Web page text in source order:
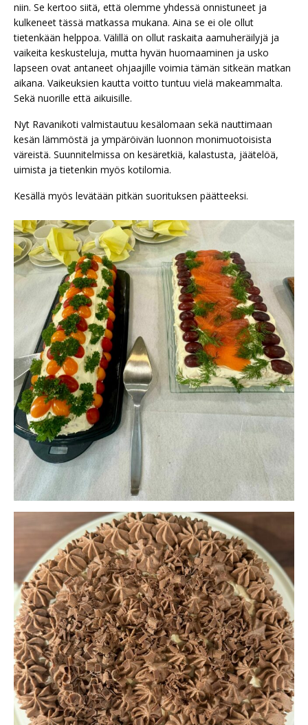
niin. Se kertoo siitä, että olemme yhdessä onnistuneet ja
kulkeneet tässä matkassa mukana. Aina se ei ole ollut
tietenkään helppoa. Välillä on ollut raskaita aamuheräilyjä ja
vaikeita keskusteluja, mutta hyvän huomaaminen ja usko
lapseen ovat antaneet ohjaajille voimia tämän sitkeän matkan
aikana. Vaikeuksien kautta voitto tuntuu vielä makeammalta.
Sekä nuorille että aikuisille.
Nyt Ravanikoti valmistautuu kesälomaan sekä nauttimaan
kesän lämmöstä ja ympäröivän luonnon monimuotoisista
väreistä. Suunnitelmissa on kesäretkiä, kalastusta, jäätelöä,
uimista ja tietenkin myös kotilomia.
Kesällä myös levätään pitkän suorituksen päätteeksi.